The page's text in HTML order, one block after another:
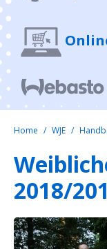
Home WJE
2018/